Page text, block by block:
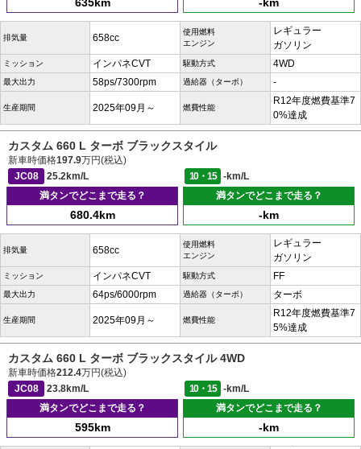
635km -km
排気量 658cc
使用燃料
エンジン
レギュラー
ガソリン
ミッション インパネCVT 駆動方式 4WD
最大出力 58ps/7300rpm 過給器（ターボ） -
生産期間 2025年09月～ 燃費性能
R12年度燃費基準7
0%達成
カスタム 660 L ターボ ブラックスタイル
新車時価格197.9万円(税込)
JC08
25.2km/L 10・15
-km/L
満タンでどこまで走る？
680.4km
満タンでどこまで走る？
-km
排気量 658cc
使用燃料
エンジン
レギュラー
ガソリン
ミッション インパネCVT 駆動方式 FF
最大出力 64ps/6000rpm 過給器（ターボ） ターボ
生産期間 2025年09月～ 燃費性能
R12年度燃費基準7
5%達成
カスタム 660 L ターボ ブラックスタイル 4WD
新車時価格212.4万円(税込)
JC08
23.8km/L 10・15
-km/L
満タンでどこまで走る？
595km
満タンでどこまで走る？
-km